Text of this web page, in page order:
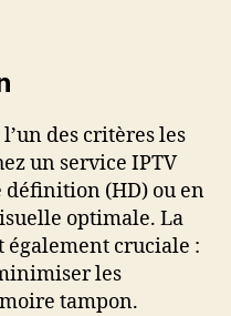
des critères les
un service IPTV
définition (HD) ou en
optimale. La
cruciale :
les
tampon.